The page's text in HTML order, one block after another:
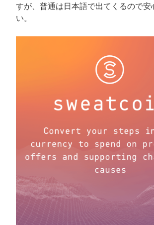
すが、普通は日本語で出てくるので安
い。